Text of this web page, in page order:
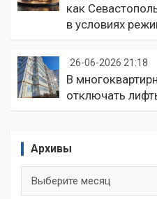
как
в условиях
26-06-2026 21:18
В
отключать
Архивы